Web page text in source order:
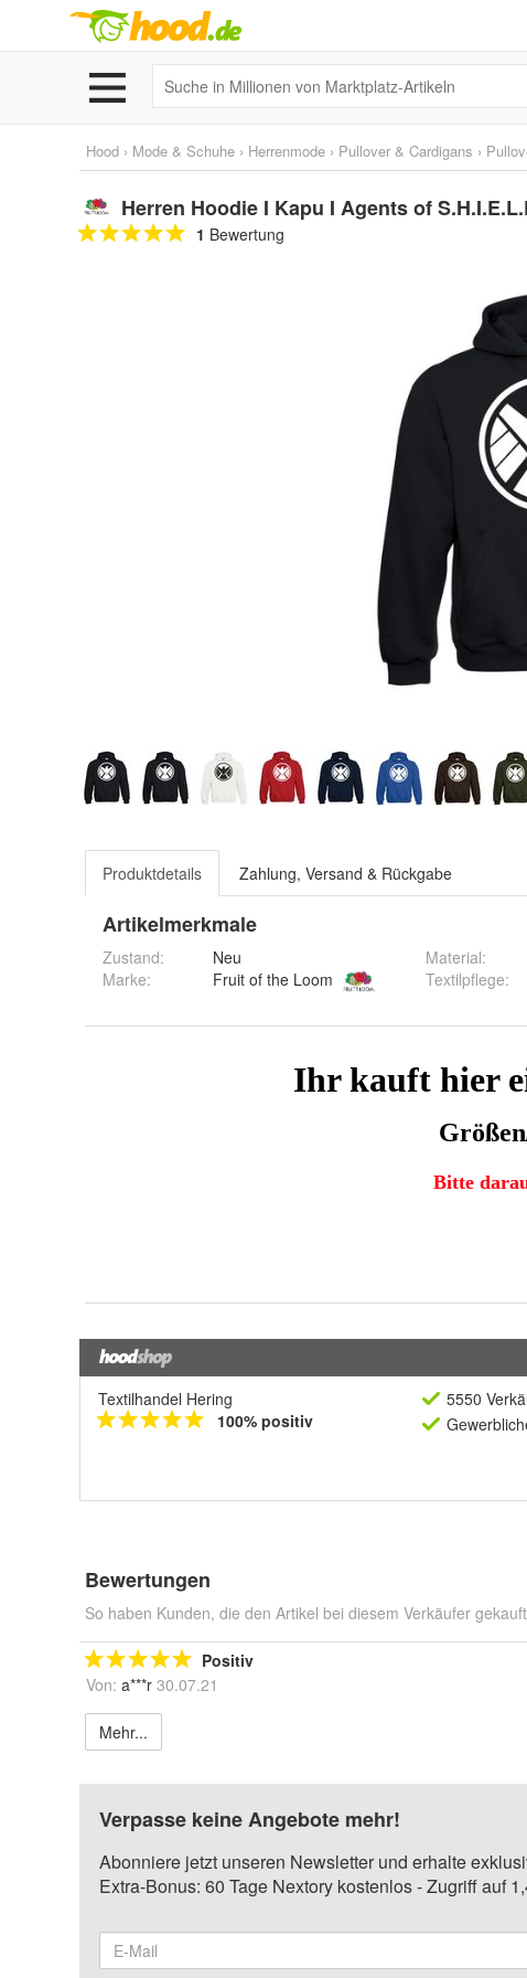
Hood › Mode & Schuhe › Herrenmode › Pullover & Cardigans ›
Herren Hoodie I Kapu I Agents of
1 Bewertung
Produktdetails Zahlung, Versand & Rückgabe
Artikelmerkmale
Zustand:
Neu
Marke:
Fruit of the Loom
Material:
Textilpflege:
Textilhandel Hering
100% positiv
5550
Gewerblich
Bewertungen
So haben Kunden, die den Artikel bei diesem Verkäufer
Positiv
Von: a***r 30.07.21
Mehr...
Verpasse keine Angebote mehr!
Abonniere jetzt unseren Newsletter und erhalte
Extra-Bonus: 60 Tage Nextory kostenlos - Zugriff auf